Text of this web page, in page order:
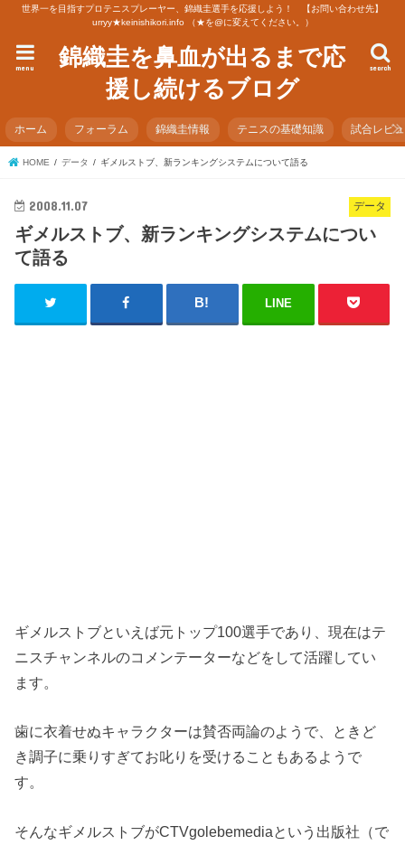
世界一を目指すプロテニスプレーヤー、錦織圭選手を応援しよう！ 【お問い合わせ先】
urryy★keinishikori.info （★を@に変えてください。）
錦織圭を鼻血が出るまで応
援し続けるブログ
search
menu
ホーム フォーラム 錦織圭情報 テニスの基礎知識 試合レビ
HOME データ ギメルストブ、新ランキングシステムについて語る
データ
2008.11.07
ギメルストブ、新ランキングシステムについ
て語る
LINE
ギメルストブといえば元トップ100選手であり、現在はテ
ニスチャンネルのコメンテーターなどをして活躍してい
ます。
歯に衣着せぬキャラクターは賛否両論のようで、ときど
き調子に乗りすぎてお叱りを受けることもあるようで
す。
そんなギメルストブがCTVgolebemediaという出版社（で